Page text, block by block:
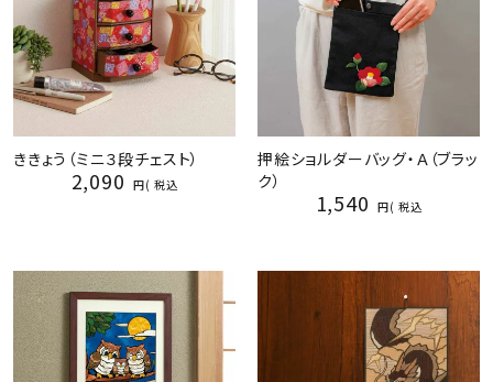
ききょう（ミニ３段チェスト）
2,090 税込
押絵ショルダーバッグ・Ａ（ブラッ
ク）
1,540 税込